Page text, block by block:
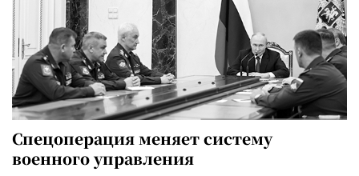
Спецоперация меняет систему
военного управления